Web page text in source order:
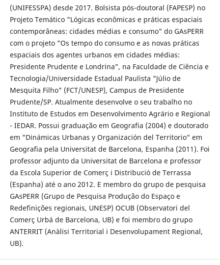
(UNIFESSPA) desde 2017. Bolsista pós-doutoral (FAPESP) no
Projeto Temático "Lógicas econômicas e práticas espaciais
contemporâneas: cidades médias e consumo" do GAsPERR
com o projeto "Os tempo do consumo e as novas práticas
espaciais dos agentes urbanos em cidades médias:
Presidente Prudente e Londrina", na Faculdade de Ciência e
Tecnologia/Universidade Estadual Paulista "Júlio de
Mesquita Filho" (FCT/UNESP), Campus de Presidente
Prudente/SP. Atualmente desenvolve o seu trabalho no
Instituto de Estudos em Desenvolvimento Agrário e Regional
- IEDAR. Possui graduação em Geografia (2004) e doutorado
em "Dinámicas Urbanas y Organización del Territorio" em
Geografia pela Universitat de Barcelona, Espanha (2011). Foi
professor adjunto da Universitat de Barcelona e professor
da Escola Superior de Comerç i Distribució de Terrassa
(Espanha) até o ano 2012. E membro do grupo de pesquisa
GAsPERR (Grupo de Pesquisa Produção do Espaço e
Redefinições regionais, UNESP) OCUB (Observatori del
Comerç Urbá de Barcelona, UB) e foi membro do grupo
ANTERRIT (Anàlisi Territorial i Desenvolupament Regional,
UB).